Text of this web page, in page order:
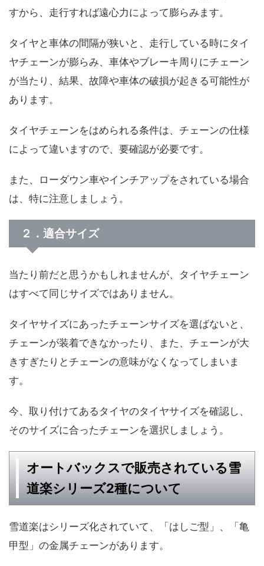
すから、走行すれば遠心力によって膨らみます。
タイヤと車体の間隔が狭いと、走行している時にタイ
ヤチェーンが膨らみ、車体やブレーキ周りにチェーン
が当たり、結果、故障や車体の破損が起きる可能性が
あります。
タイヤチェーンをはめられる条件は、チェーンの仕様
によって違いますので、要確認が必要です。
また、ローダウン車やインチアップをされている場合
は、特に注意しましょう。
２．適合サイズ
当たり前だと思うかもしれませんが、タイヤチェーン
はすべて同じサイズではありません。
タイヤサイズにあったチェーンサイズを選ばないと、
チェーンが装着できなかったり、また、チェーンが大
きすぎたりとチェーンの意味がなくなってしまいま
す。
今、取り付けてあるタイヤのタイヤサイズを確認し、
そのサイズに合ったチェーンを選択しましょう。
オートバックスで販売されている雪
道楽シリーズ2種について
雪道楽はシリーズ化されていて、「はしご型」、「亀
甲型」の金属チェーンがあります。